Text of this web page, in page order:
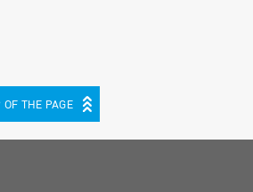
OF THE PAGE